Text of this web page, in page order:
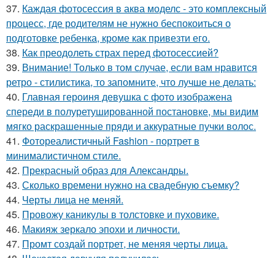
37. Каждая фотосессия в аква моделс - это комплексный
процесс, где родителям не нужно беспокоиться о
подготовке ребенка, кроме как привезти его.
38. Как преодолеть страх перед фотосессией?
39. Внимание! Только в том случае, если вам нравится
ретро - стилистика, то запомните, что лучше не делать:
40. Главная героиня девушка с фото изображена
спереди в полуретушированной постановке, мы видим
мягко раскрашенные пряди и аккуратные пучки волос.
41. Фотореалистичный Fashion - портрет в
минималистичном стиле.
42. Прекрасный образ для Александры.
43. Сколько времени нужно на свадебную съемку?
44. Черты лица не меняй.
45. Провожу каникулы в толстовке и пуховике.
46. Макияж зеркало эпохи и личности.
47. Промт создай портрет, не меняя черты лица.